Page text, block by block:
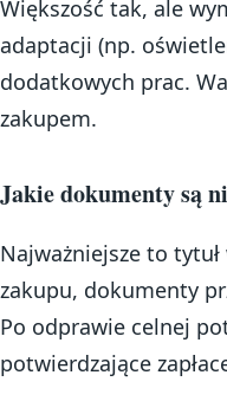
Większość tak, ale
adaptacji (np.
dodatkowych prac.
zakupem.
Jakie dokumenty są
Najważniejsze to
zakupu, dokumenty
Po odprawie celnej
potwierdzające